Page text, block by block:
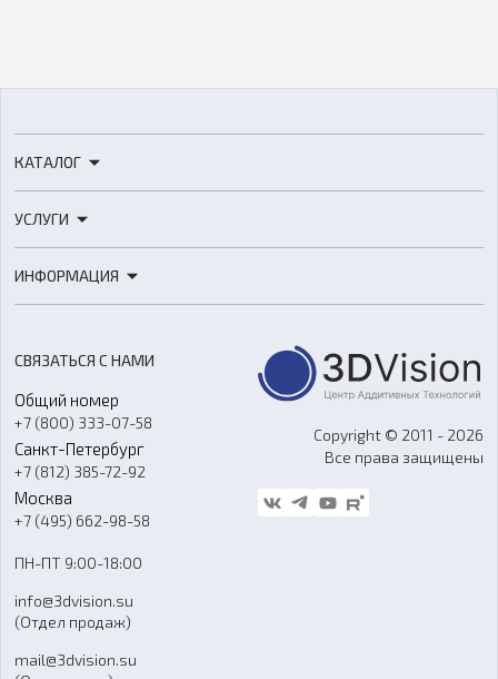
КАТАЛОГ
3D-сканеры
Расходные материалы
Оборудование и материалы для вакуумного литья
Аксессуары и прочее оборудование
Программное обеспечение
УСЛУГИ
3D-моделирование
Ремонт и услуги
ИНФОРМАЦИЯ
О компании
Контакты
Гос. закупки
Стать дилером
Блог
FAQ
СВЯЗАТЬСЯ С НАМИ
Общий номер
+7 (800) 333-07-58
Санкт-Петербург
+7 (812) 385-72-92
Москва
+7 (495) 662-98-58
ПН-ПТ 9:00-18:00
info@3dvision.su
(Отдел продаж)
mail@3dvision.su
Copyright © 2011 - 2026
Все права защищены